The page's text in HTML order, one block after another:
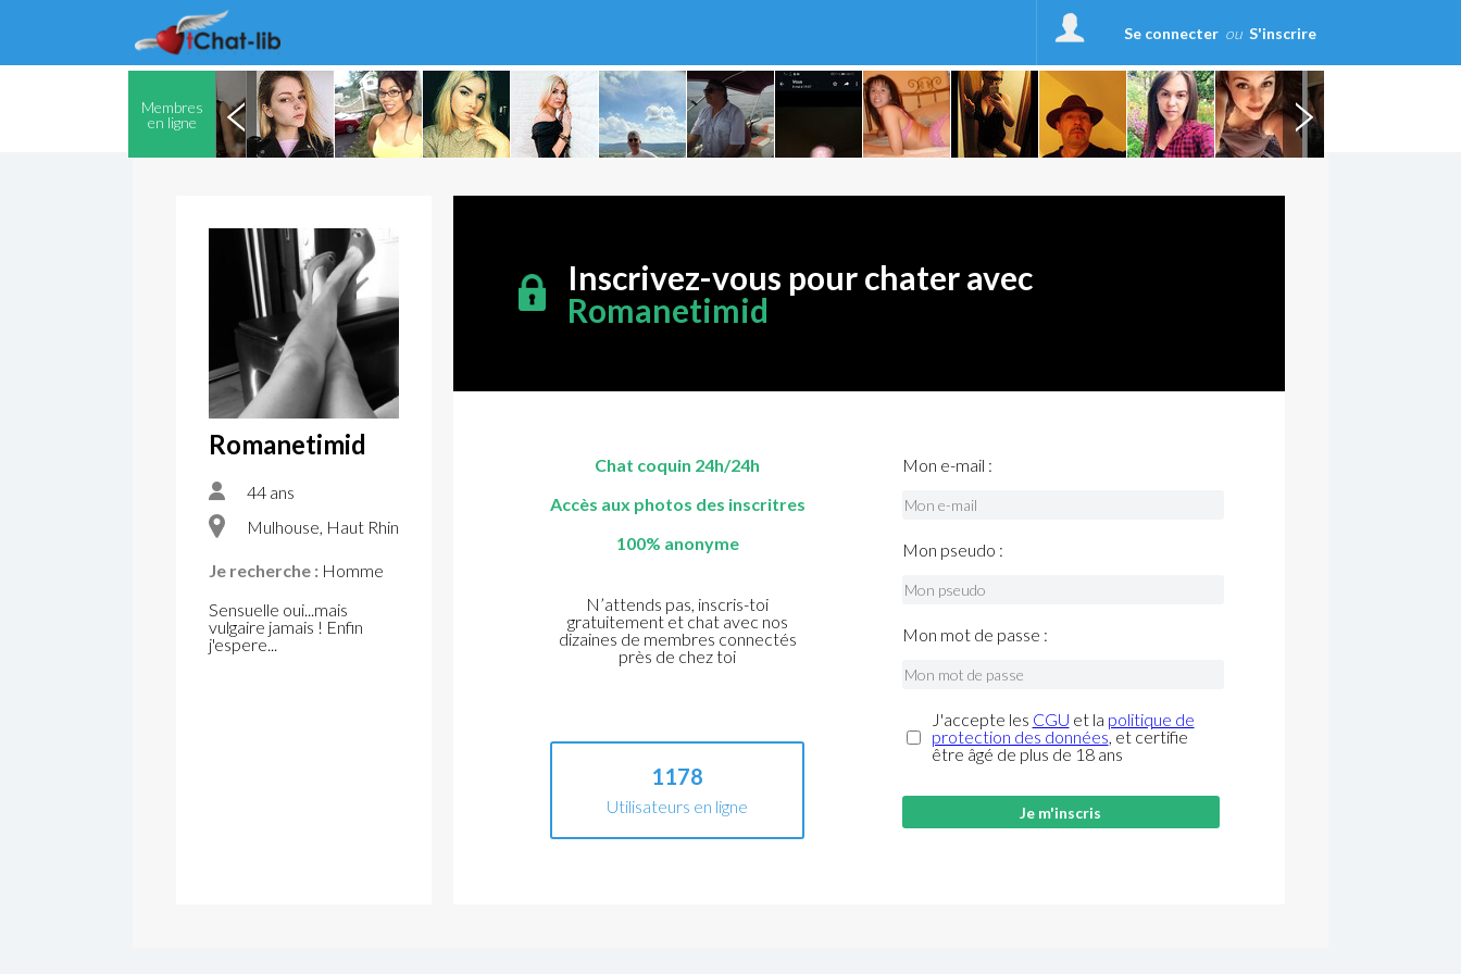
Se connecter ou S'inscrire
Membres
en ligne
Romanetimid
44 ans
Mulhouse, Haut Rhin
Je recherche : Homme
Sensuelle oui...mais
vulgaire jamais ! Enfin
j'espere...
Inscrivez-vous pour chater avec
Romanetimid
Chat coquin 24h/24h
Accès aux photos des inscritres
100% anonyme
N’attends pas, inscris-toi
gratuitement et chat avec nos
dizaines de membres connectés
près de chez toi
1178
Utilisateurs en ligne
Mon e-mail :
Mon pseudo :
Mon mot de passe :
J'accepte les CGU et la politique de
protection des données, et certifie
être âgé de plus de 18 ans